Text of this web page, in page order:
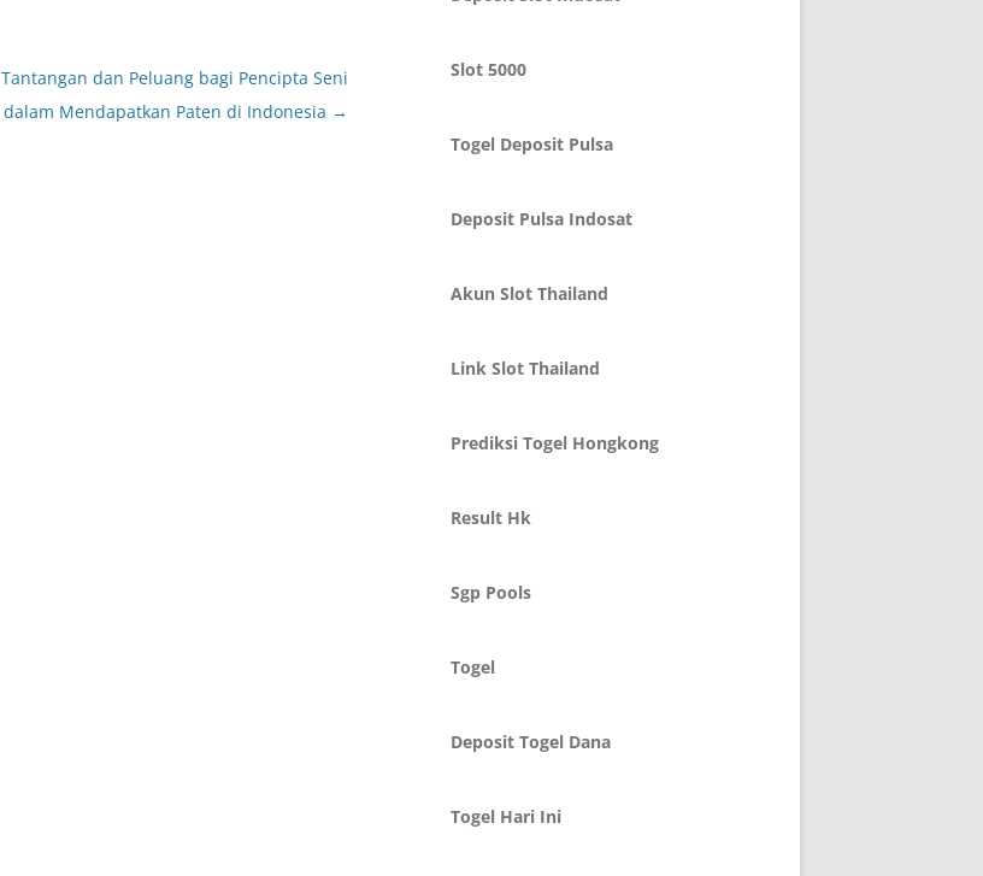
Tantangan dan Peluang bagi Pencipta Seni
dalam Mendapatkan Paten di Indonesia →
Slot 5000
Togel Deposit Pulsa
Deposit Pulsa Indosat
Akun Slot Thailand
Link Slot Thailand
Prediksi Togel Hongkong
Result Hk
Sgp Pools
Togel
Deposit Togel Dana
Togel Hari Ini